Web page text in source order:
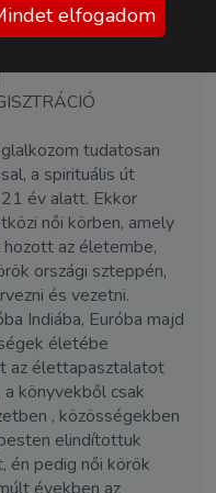
- 11:00
tudatosan
a spirituális út
év alatt. Ekkor
női körben, amely
az életembe,
országi szteppén,
és vezetni.
Indiába, Euróba majd
életébe
az élettapasztalatot
könyvekből csak
, közösségekben
elindítottuk
én pedig női körök
elfogadom